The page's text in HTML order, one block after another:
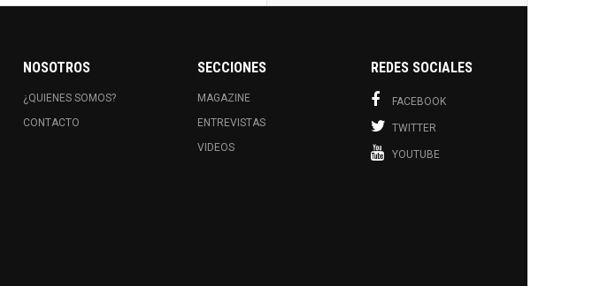
NOSOTROS
¿QUIENES SOMOS?
CONTACTO
SECCIONES
MAGAZINE
ENTREVISTAS
VIDEOS
REDES SOCIALES
FACEBOOK
TWITTER
YOUTUBE